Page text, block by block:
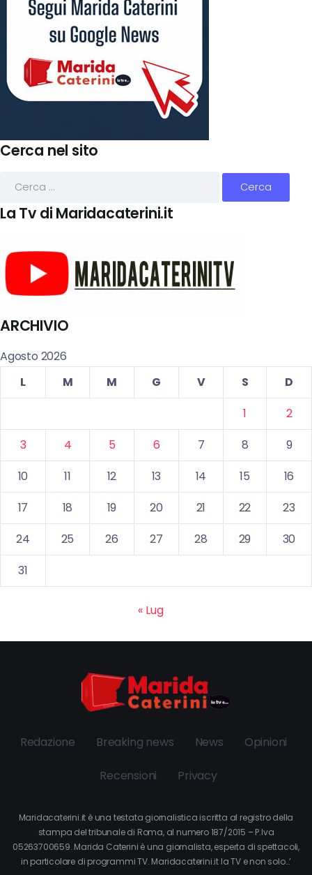
Cerca nel sito
La Tv di Maridacaterini.it
ARCHIVIO
Agosto 2026
L
M M G V S
D
1
2
3
4 5 6 7 8
9
10
11 12 13 14 15
16
17
18 19 20 21 22
23
24
25 26 27 28 29
30
31
« Lug
Redazione Breaking news News Opinioni
Recensioni Privacy
Maridacaterini.it è una testata giornalistica iscritta al registro della
stampa del tribunale di Roma, al numero 187/2015 – P.Iva
05263700659. Marida Caterini è una giornalista, esperta di spettacoli,
in particolare di programmi TV. Maridacaterini.it la TV e non solo…’